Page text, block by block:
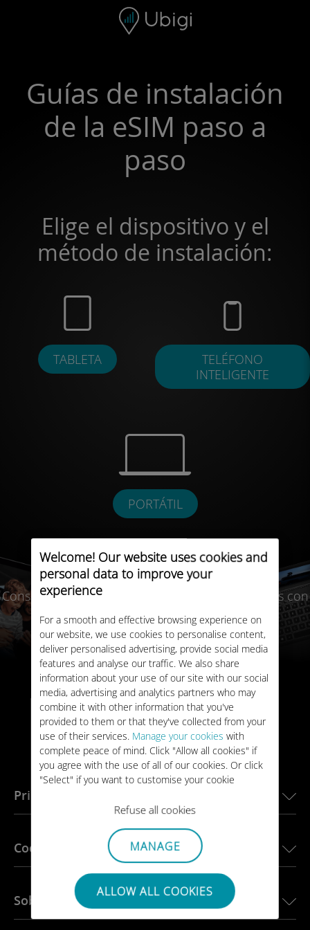
Welcome! Our website uses cookies and
personal data to improve your
experience
For a smooth and effective browsing experience on
our website, we use cookies to personalise content,
deliver personalised advertising, provide social media
features and analyse our traffic. We also share
information about your use of our site with our social
media, advertising and analytics partners who may
combine it with other information that you've
provided to them or that they've collected from your
use of their services. Manage your cookies with
complete peace of mind. Click "Allow all cookies" if
you agree with the use of all of our cookies. Or click
"Select" if you want to customise your cookie
Refuse all cookies
MANAGE
ALLOW ALL COOKIES
Barra de navegación
Guías de instalación
de la eSIM paso a
paso
Elige el dispositivo y el
método de instalación:
TABLETA
TELÉFONO
INTELIGENTE
PORTÁTIL
Consulta nuestra lista de dispositivos compatibles con
eSIM
Principales destinos
eSIM para Estados Unidos
eSIM para Europa
eSIM para Japón
eSIM para Canadá
eSIM para Brasil
Coches conectados
Ubigi para BMW
Ubigi para Land Rover
Sobre nosotros